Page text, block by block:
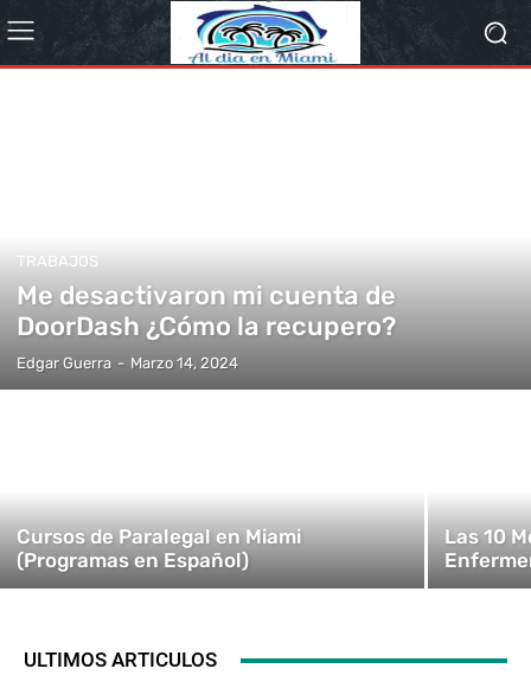
TRABAJOS
Me desactivaron mi cuenta de
DoorDash ¿Cómo la recupero?
Edgar Guerra - Marzo 14, 2024
Cursos de Paralegal en Miami
(Programas en Español)
Las 10
ULTIMOS ARTICULOS